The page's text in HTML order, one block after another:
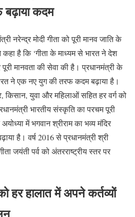
कदम
नरेन्द्र मोदी गीता को पूरी मानव जाति के
कहा है कि ‘गीता के माध्यम से भारत ने देश
मानवता की सेवा की है। प्रधानमंत्री के
ने एक नए युग की तरफ कदम बढ़ाया है।
किसान, युवा और महिलाओं सहित हर वर्ग को
भारतीय संस्कृति का परचम पूरी
में भगवान श्रीराम का भव्य मंदिर
है। वर्ष 2016 से प्रधानमंत्री श्री
जयंती पर्व को अंतरराष्ट्रीय स्तर पर
हर हालात में अपने कर्तव्यों